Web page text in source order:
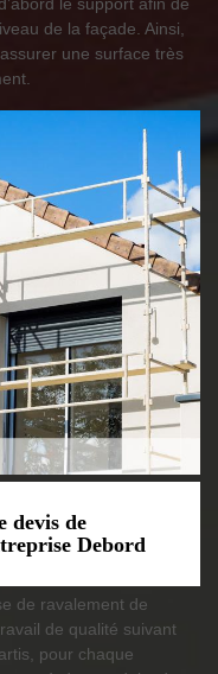
de la façade. Ainsi,
une surface très
devis de
Debord
de ravalement de
de qualité suivant
pour chaque